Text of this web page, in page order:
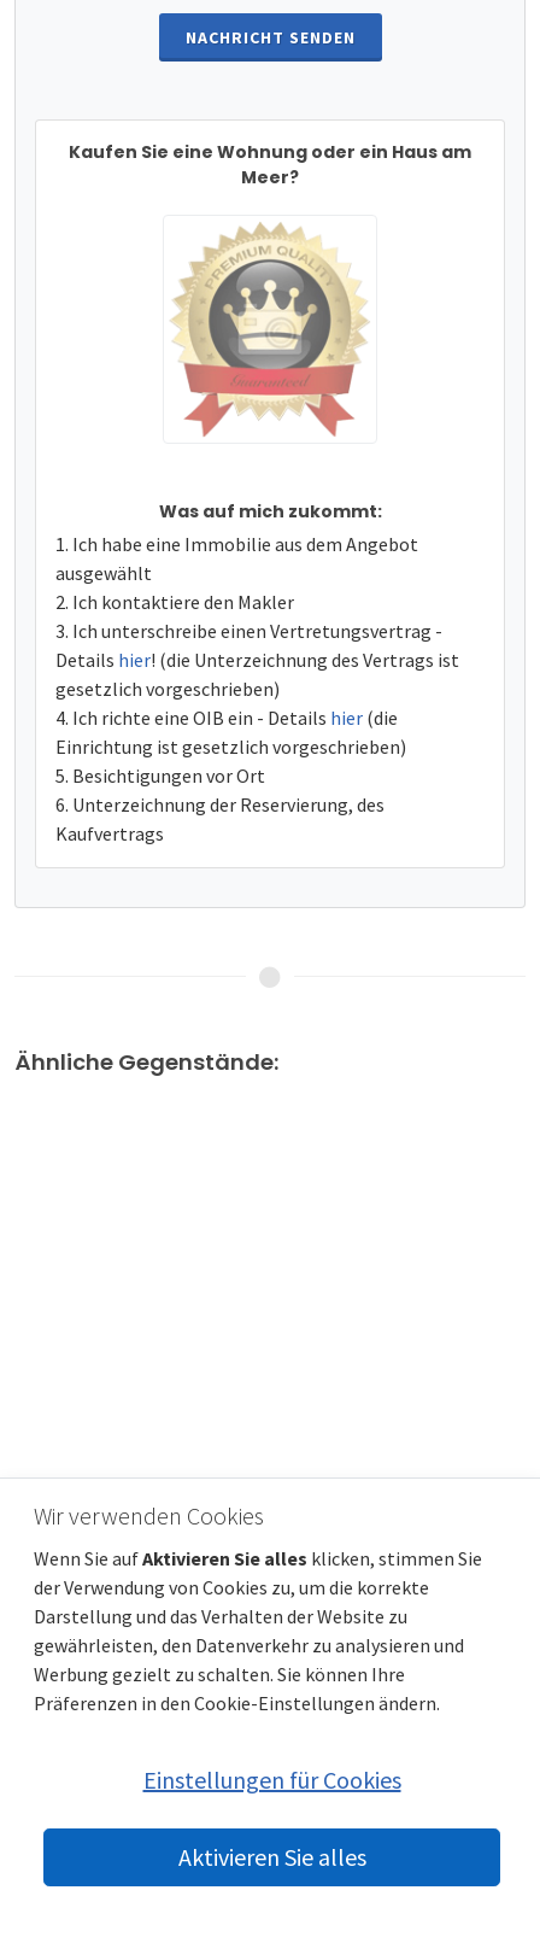
NACHRICHT SENDEN
Kaufen Sie eine Wohnung oder ein Haus am
Meer?
Was auf mich zukommt:
Ich habe eine Immobilie aus dem Angebot
ausgewählt
Ich kontaktiere den Makler
Ich unterschreibe einen Vertretungsvertrag -
Details hier! (die Unterzeichnung des Vertrags ist
gesetzlich vorgeschrieben)
Ich richte eine OIB ein - Details hier (die
Einrichtung ist gesetzlich vorgeschrieben)
Besichtigungen vor Ort
Unterzeichnung der Reservierung, des
Kaufvertrags
Ähnliche Gegenstände:
ZADAR, SUKOŠAN - S3 - Dreizimmerwohnung,
Preis 291 712 € Entfernung vom meer
1 000 m
Gesamtfläche
91 m² Gemeindeteil
Sukošan
© 2022 beste-immobilien-kroatien.at | Partner:Immobilien Kroatien
Wir verwenden Cookies
Wenn Sie aufAktivieren Sie alles klicken, stimmen Sie
der Verwendung von Cookies zu, um die korrekte
Darstellung und das Verhalten der Website zu
gewährleisten, den Datenverkehr zu analysieren und
Werbung gezielt zu schalten. Sie können Ihre
Präferenzen in den Cookie-Einstellungen ändern.
Einstellungen für Cookies
Aktivieren Sie alles